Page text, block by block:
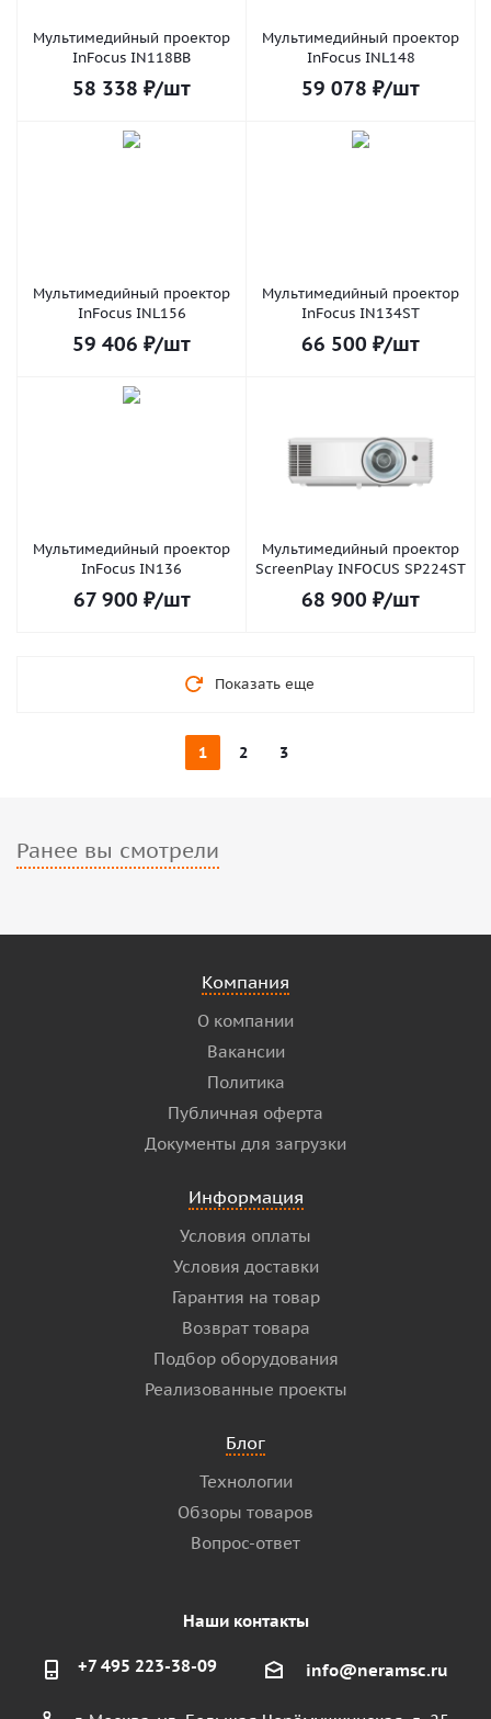
Мультимедийный проектор
InFocus IN118BB
58 338 ₽/шт
Мультимедийный проектор
InFocus INL148
59 078 ₽/шт
Мультимедийный проектор
InFocus INL156
59 406 ₽/шт
Мультимедийный проектор
InFocus IN134ST
66 500 ₽/шт
Мультимедийный проектор
InFocus IN136
67 900 ₽/шт
Мультимедийный проектор
ScreenPlay INFOCUS SP224ST
68 900 ₽/шт
Показать еще
1 2 3
Ранее вы смотрели
Компания
О компании
Вакансии
Политика
Публичная оферта
Документы для загрузки
Информация
Условия оплаты
Условия доставки
Гарантия на товар
Возврат товара
Подбор оборудования
Реализованные проекты
Блог
Технологии
Обзоры товаров
Вопрос-ответ
Наши контакты
+7 495 223-38-09 info@neramsc.ru